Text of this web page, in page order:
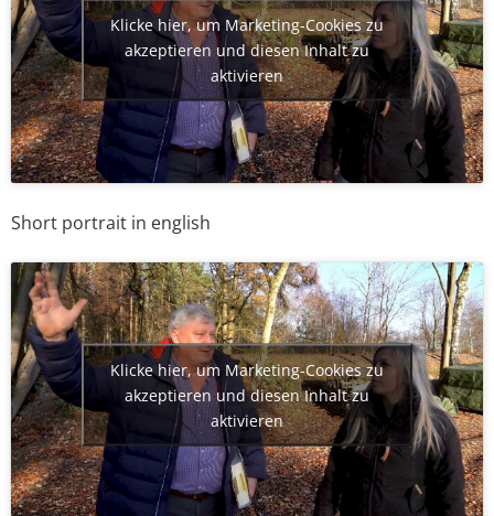
Klicke hier, um Marketing-Cookies zu
akzeptieren und diesen Inhalt zu
aktivieren
Short portrait in english
Klicke hier, um Marketing-Cookies zu
akzeptieren und diesen Inhalt zu
aktivieren